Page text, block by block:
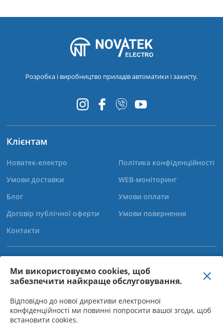
Ми використовуємо cookies, щоб
забезпечити найкраще обслуговування.
Відповідно до нової директиви електронної
конфіденційності ми повинні попросити вашої згоди, щоб
встановити cookies.
Розробка і виробництво приладів автоматики і захисту.
Клієнтам
Новатек-електро
Умови доставки
Блог
Договір публічної оферти
Контакти
Політика конфіденційності
WEB-моніторинг
Умови оплати
Умови повернення
+38 (067) 565-37-68
+38 (050) 359-39-11